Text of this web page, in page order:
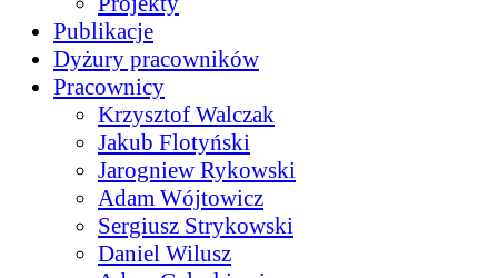
Publikacje
Dyżury pracowników
Pracownicy
Krzysztof Walczak
Jakub Flotyński
Jarogniew Rykowski
Adam Wójtowicz
Sergiusz Strykowski
Daniel Wilusz